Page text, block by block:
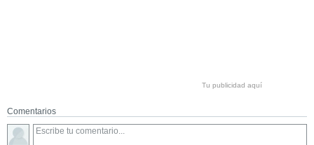
Tu publicidad aquí
Comentarios